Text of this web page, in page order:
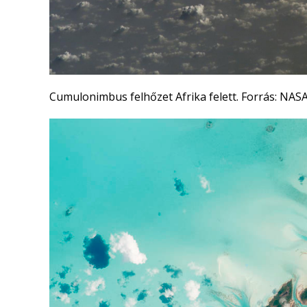
Cumulonimbus felhőzet Afrika felett. Forrás: